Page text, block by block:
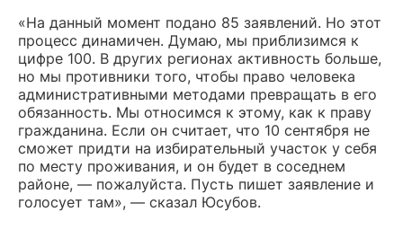
«На данный момент подано 85 заявлений. Но этот
процесс динамичен. Думаю, мы приблизимся к
цифре 100. В других регионах активность больше,
но мы противники того, чтобы право человека
административными методами превращать в его
обязанность. Мы относимся к этому, как к праву
гражданина. Если он считает, что 10 сентября не
сможет придти на избирательный участок у себя
по месту проживания, и он будет в соседнем
районе, — пожалуйста. Пусть пишет заявление и
голосует там», — сказал Юсубов.